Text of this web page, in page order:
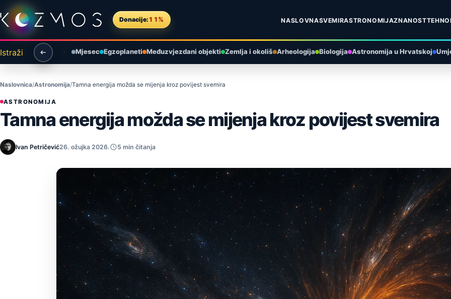
Preskoči na sadržaj
Donacije: 11% NASLOVNASVEMIRASTRONOMIJAZNANOST
Istraži Mjesec Egzoplaneti Međuzvjezdani objekti Zemlja i okoliš Arheologija Biologija Astronomija u Hrvatskoj
Naslovnica Astronomija Tamna energija možda se mijenja kroz povijest svemira
ASTRONOMIJA
Tamna energija možda se mijenja kroz povijest svemira
Ivan Petričević26. ožujka 2026. 5 min čitanja